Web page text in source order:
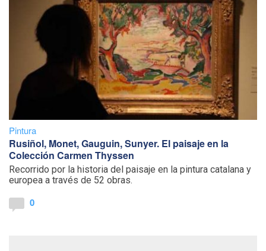
Pintura
Rusiñol, Monet, Gauguin, Sunyer. El paisaje en la
Colección Carmen Thyssen
Recorrido por la historia del paisaje en la pintura catalana y
europea a través de 52 obras.
0